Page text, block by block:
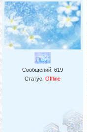
Сообщений:619
Статус:Offline